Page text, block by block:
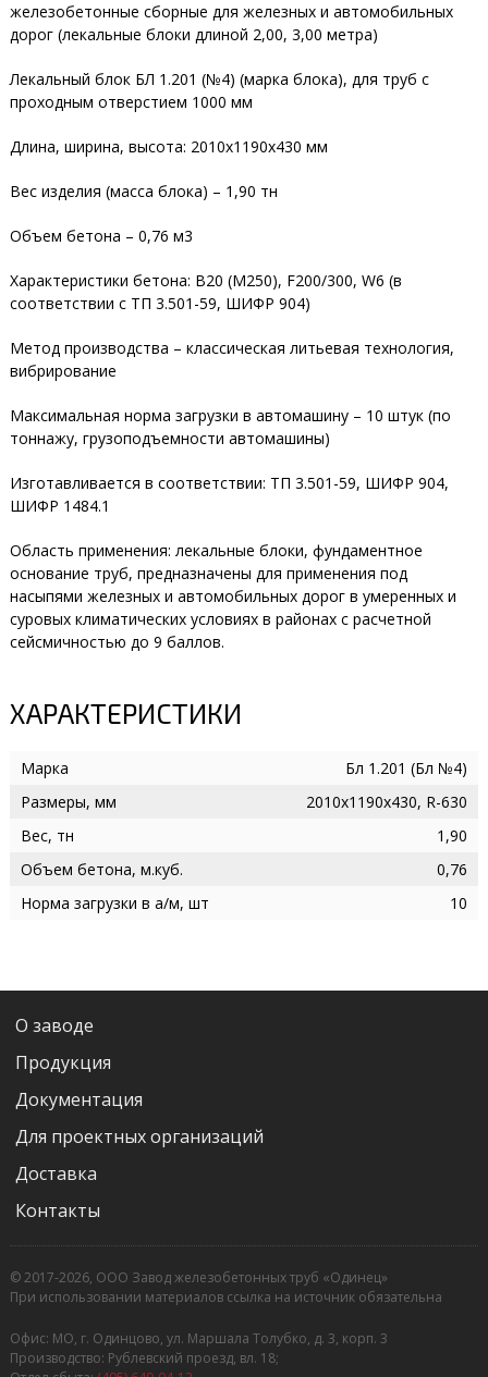
железобетонные сборные для железных и автомобильных
дорог (лекальные блоки длиной 2,00, 3,00 метра)
Лекальный блок БЛ 1.201 (№4) (марка блока), для труб с
проходным отверстием 1000 мм
Длина, ширина, высота: 2010х1190х430 мм
Вес изделия (масса блока) – 1,90 тн
Объем бетона – 0,76 м3
Характеристики бетона: В20 (М250), F200/300, W6 (в
соответствии с ТП 3.501-59, ШИФР 904)
Метод производства – классическая литьевая технология,
вибрирование
Максимальная норма загрузки в автомашину – 10 штук (по
тоннажу, грузоподъемности автомашины)
Изготавливается в соответствии: ТП 3.501-59, ШИФР 904,
ШИФР 1484.1
Область применения: лекальные блоки, фундаментное
основание труб, предназначены для применения под
насыпями железных и автомобильных дорог в умеренных и
суровых климатических условиях в районах с расчетной
сейсмичностью до 9 баллов.
ХАРАКТЕРИСТИКИ
Марка
Бл 1.201 (Бл №4)
Размеры, мм
2010х1190х430, R-630
Вес, тн
1,90
Объем бетона, м.куб.
0,76
Норма загрузки в а/м, шт
10
О заводе
Продукция
Документация
Для проектных организаций
Доставка
Контакты
© 2017-2026, ООО Завод железобетонных труб «Одинец»
При использовании материалов ссылка на источник обязательна
Офис: МО, г. Одинцово, ул. Маршала Толубко, д. 3, корп. 3
Производство: Рублевский проезд, вл. 18;